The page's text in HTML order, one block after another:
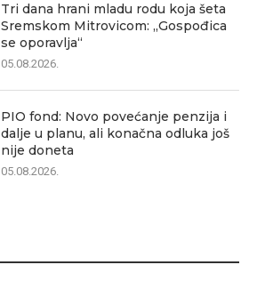
Tri dana hrani mladu rodu koja šeta
Sremskom Mitrovicom: „Gospođica
se oporavlja“
05.08.2026.
PIO fond: Novo povećanje penzija i
dalje u planu, ali konačna odluka još
nije doneta
05.08.2026.